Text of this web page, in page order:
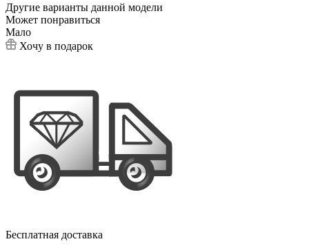
Другие варианты данной модели
Может понравиться
Мало
Хочу в подарок
Бесплатная доставка